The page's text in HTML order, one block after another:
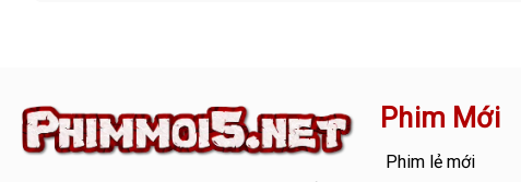
Phim Mới
Phim lẻ mới